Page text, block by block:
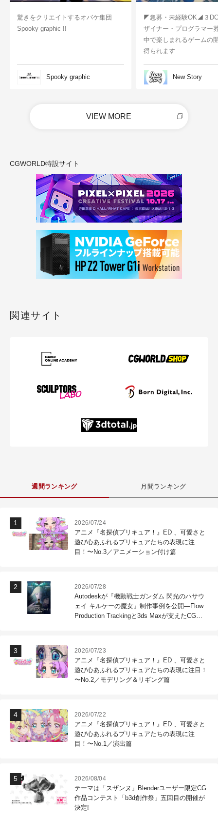
驚きをクリエイトするオバケ集団
Spooky graphic !!
Spooky graphic
◤急募・未経験OK◢３
ザイナー・プログラマー
中で楽しまれるゲームの
得られます
New Story
VIEW MORE
CGWORLD特設サイト
関連サイト
週間ランキング 月間ランキング
2026/07/24
アニメ『名探偵プリキュア！』ED 、可愛さと
遊び心あふれるプリキュアたちの表現に注
目！〜No.3／アニメーション付け篇
2026/07/28
Autodeskが『機動戦士ガンダム 閃光のハサウ
ェイ キルケーの魔女』制作事例を公開―Flow
Production Trackingと3ds Maxが支えたCG制
2026/07/23
アニメ『名探偵プリキュア！』ED 、可愛さと
遊び心あふれるプリキュアたちの表現に注目！
〜No.2／モデリング＆リギング篇
2026/07/22
アニメ『名探偵プリキュア！』ED 、可愛さと
遊び心あふれるプリキュアたちの表現に注
目！〜No.1／演出篇
2026/08/04
テーマは「スザンヌ」Blenderユーザー限定CG
作品コンテスト「b3d創作祭」五回目の開催が
決定!